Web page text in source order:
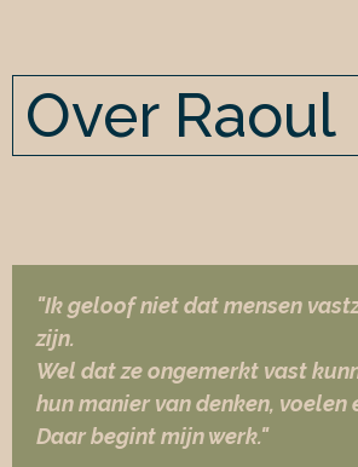
Over Raoul
"Ik geloof niet dat mensen
zijn.
Wel dat ze ongemerkt vast
hun manier van denken, voelen
Daar begint mijn werk."